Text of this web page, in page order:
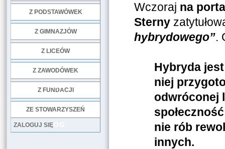
Z PODSTAWÓWEK
Z GIMNAZJÓW
Z LICEÓW
Z ZAWODÓWEK
Z FUNDACJI
ZE STOWARZYSZEŃ
LOG
ZALOGUJ SIĘ
Wczoraj na
Sterny
hybrydowego”.
Hybryda
niej
odwróconej
nie rób
innych.